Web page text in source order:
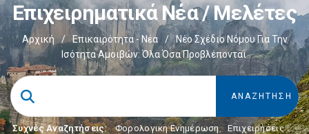
Επιχειρηματικά Νέα / Μελέτες
Αρχική / Επικαιρότητα - Νέα /
Νέο Σχέδιο Νόμου Για Την
Ισότητα Αμοιβών: Όλα Όσα Προβλέπονται
Συχνές Αναζητήσεις: Φορολογικη Ενημέρωση, Επιχειρήσεις